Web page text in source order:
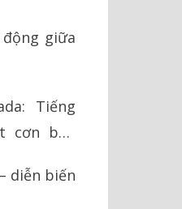
giữa
Tiếng
cơn bão
diễn biến